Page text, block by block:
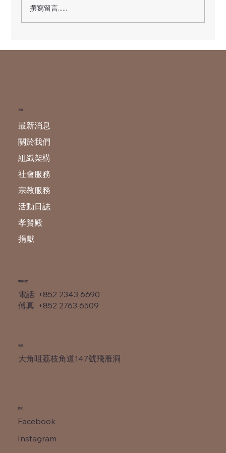
撰寫留言......
最新消息
關於我們
組織架構
社會服務
宗教服務
活動日誌
孝賢殿
捐獻
頁面
​聯絡我們
電話: +852 2343 6690
​傅真: +852 2763 6509
​地址
大角咀荔枝角道147號飛雁洞
社交
Facebook
Instagram